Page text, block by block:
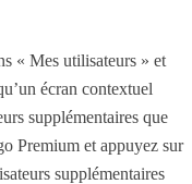
« Mes utilisateurs » et
écran contextuel
supplémentaires que
Premium et appuyez sur
supplémentaires